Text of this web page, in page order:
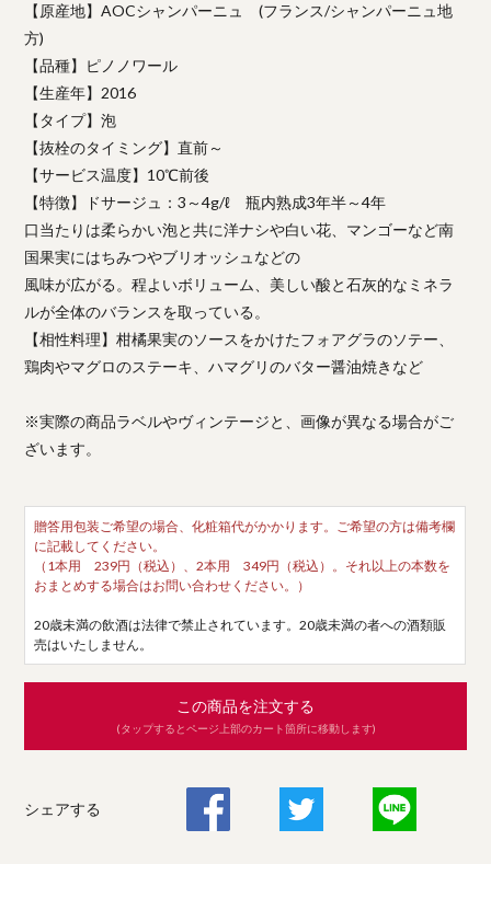
【原産地】AOCシャンパーニュ (フランス/シャンパーニュ地
方)
【品種】ピノノワール
【生産年】2016
【タイプ】泡
【抜栓のタイミング】直前～
【サービス温度】10℃前後
【特徴】ドサージュ：3～4g/ℓ 瓶内熟成3年半～4年
口当たりは柔らかい泡と共に洋ナシや白い花、マンゴーなど南
国果実にはちみつやブリオッシュなどの
風味が広がる。程よいボリューム、美しい酸と石灰的なミネラ
ルが全体のバランスを取っている。
【相性料理】柑橘果実のソースをかけたフォアグラのソテー、
鶏肉やマグロのステーキ、ハマグリのバター醤油焼きなど
※実際の商品ラベルやヴィンテージと、画像が異なる場合がご
ざいます。
贈答用包装ご希望の場合、化粧箱代がかかります。ご希望の方は備考欄
に記載してください。
（1本用 239円（税込）、2本用 349円（税込）。それ以上の本数を
おまとめする場合はお問い合わせください。）
20歳未満の飲酒は法律で禁止されています。20歳未満の者への酒類販
売はいたしません。
この商品を注文する
(タップするとページ上部のカート箇所に移動します)
シェアする